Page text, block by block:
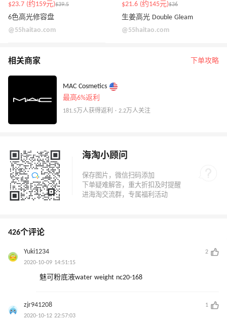
$23.7 (约159元)$39.5
6色高光修容盘
@55haitao.com
$21.6 (约145元)$36
生姜高光 Double Gleam
@55haitao.com
相关商家 下单攻略
MAC Cosmetics
最高6%返利
181.5万人获得返利 · 2.2万人关注
海淘小顾问
426个评论
Yuki1234
2
2020-10-09 14:51:15
魅可粉底液water weight nc20-168
zjr941208
1
2020-10-12 22:57:03